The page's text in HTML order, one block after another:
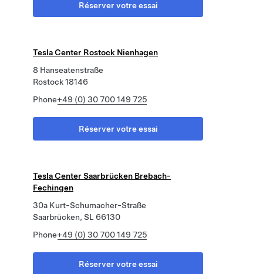
Réserver votre essai
Tesla Center Rostock Nienhagen
8 Hanseatenstraße
Rostock 18146
Phone+49 (0) 30 700 149 725
Réserver votre essai
Tesla Center Saarbrücken Brebach-
Fechingen
30a Kurt-Schumacher-Straße
Saarbrücken, SL 66130
Phone+49 (0) 30 700 149 725
Réserver votre essai